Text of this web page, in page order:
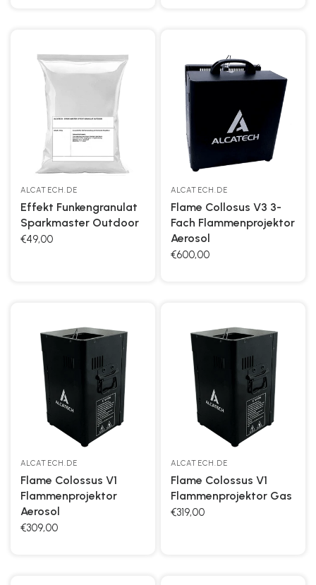
ALCATECH.DE
Effekt Funkengranulat
Sparkmaster Outdoor
€49,00
ALCATECH.DE
Flame Collosus V3 3-
Fach Flammenprojektor
Aerosol
€600,00
ALCATECH.DE
Flame Colossus V1
Flammenprojektor
Aerosol
€309,00
ALCATECH.DE
Flame Colossus V1
Flammenprojektor Gas
€319,00